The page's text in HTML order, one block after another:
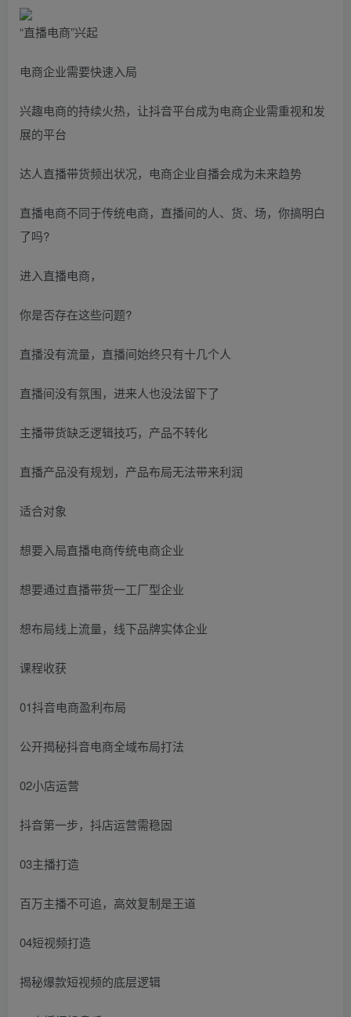
“直播电商”兴起
电商企业需要快速入局
兴趣电商的持续火热，让抖音平台成为电商企业需重视和发
展的平台
达人直播带货频出状况，电商企业自播会成为未来趋势
直播电商不同于传统电商，直播间的人、货、场，你搞明白
了吗?
进入直播电商，
你是否存在这些问题?
直播没有流量，直播间始终只有十几个人
直播间没有氛围，进来人也没法留下了
主播带货缺乏逻辑技巧，产品不转化
直播产品没有规划，产品布局无法带来利润
适合对象
想要入局直播电商传统电商企业
想要通过直播带货一工厂型企业
想布局线上流量，线下品牌实体企业
课程收获
01抖音电商盈利布局
公开揭秘抖音电商全域布局打法
02小店运营
抖音第一步，抖店运营需稳固
03主播打造
百万主播不可追，高效复制是王道
04短视频打造
揭秘爆款短视频的底层逻辑